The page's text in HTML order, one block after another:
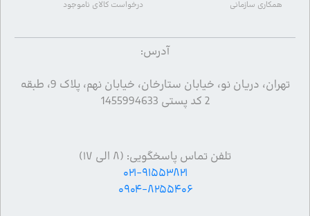
همکاری سازمانی
درخواست کالای ناموجود
آدرس:
تهران، دریان نو، خیابان ستارخان، خیابان نهم، پلاک 9، طبقه
2 کد پستی 1455994633
تلفن تماس پاسخگویی: (۸ الی ۱۷)
۰۲۱-۹۱۵۵۳۸۲۱
۰۹۰۴-۸۲۵۵۴۰۶